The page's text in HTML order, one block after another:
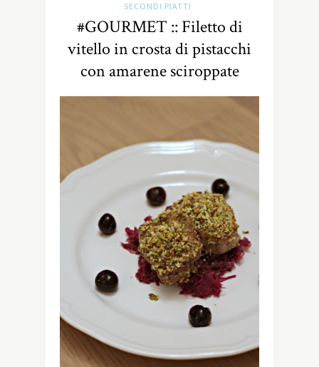
SECONDI PIATTI
#GOURMET :: Filetto di
vitello in crosta di pistacchi
con amarene sciroppate